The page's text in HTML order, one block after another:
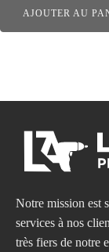
AJOUTER AU
Notre mission est
services à nos
très fiers de notre